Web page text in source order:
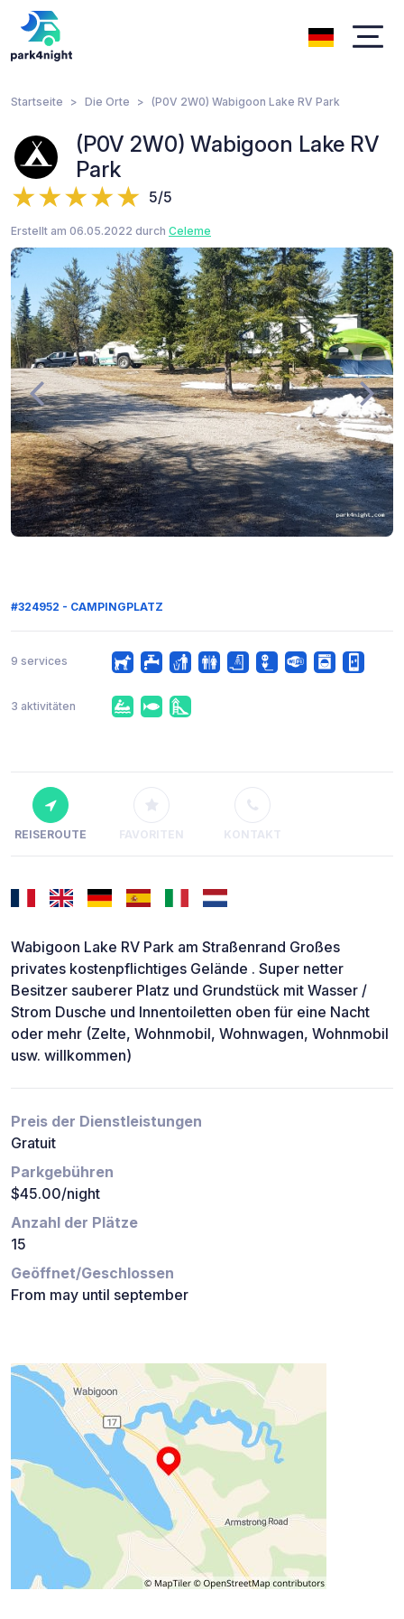
Startseite Die Orte (P0V 2W0) Wabigoon Lake RV Park
(P0V 2W0) Wabigoon Lake RV
Park
5/5
Erstellt am 06.05.2022 durch Celeme
#324952 - CAMPINGPLATZ
9 services
3 aktivitäten
REISEROUTE FAVORITEN KONTAKT
Wabigoon Lake RV Park am Straßenrand Großes
privates kostenpflichtiges Gelände . Super netter
Besitzer sauberer Platz und Grundstück mit Wasser /
Strom Dusche und Innentoiletten oben für eine Nacht
oder mehr (Zelte, Wohnmobil, Wohnwagen, Wohnmobil
usw. willkommen)
Preis der Dienstleistungen
Gratuit
Parkgebühren
$45.00/night
Anzahl der Plätze
15
Geöffnet/Geschlossen
From may until september